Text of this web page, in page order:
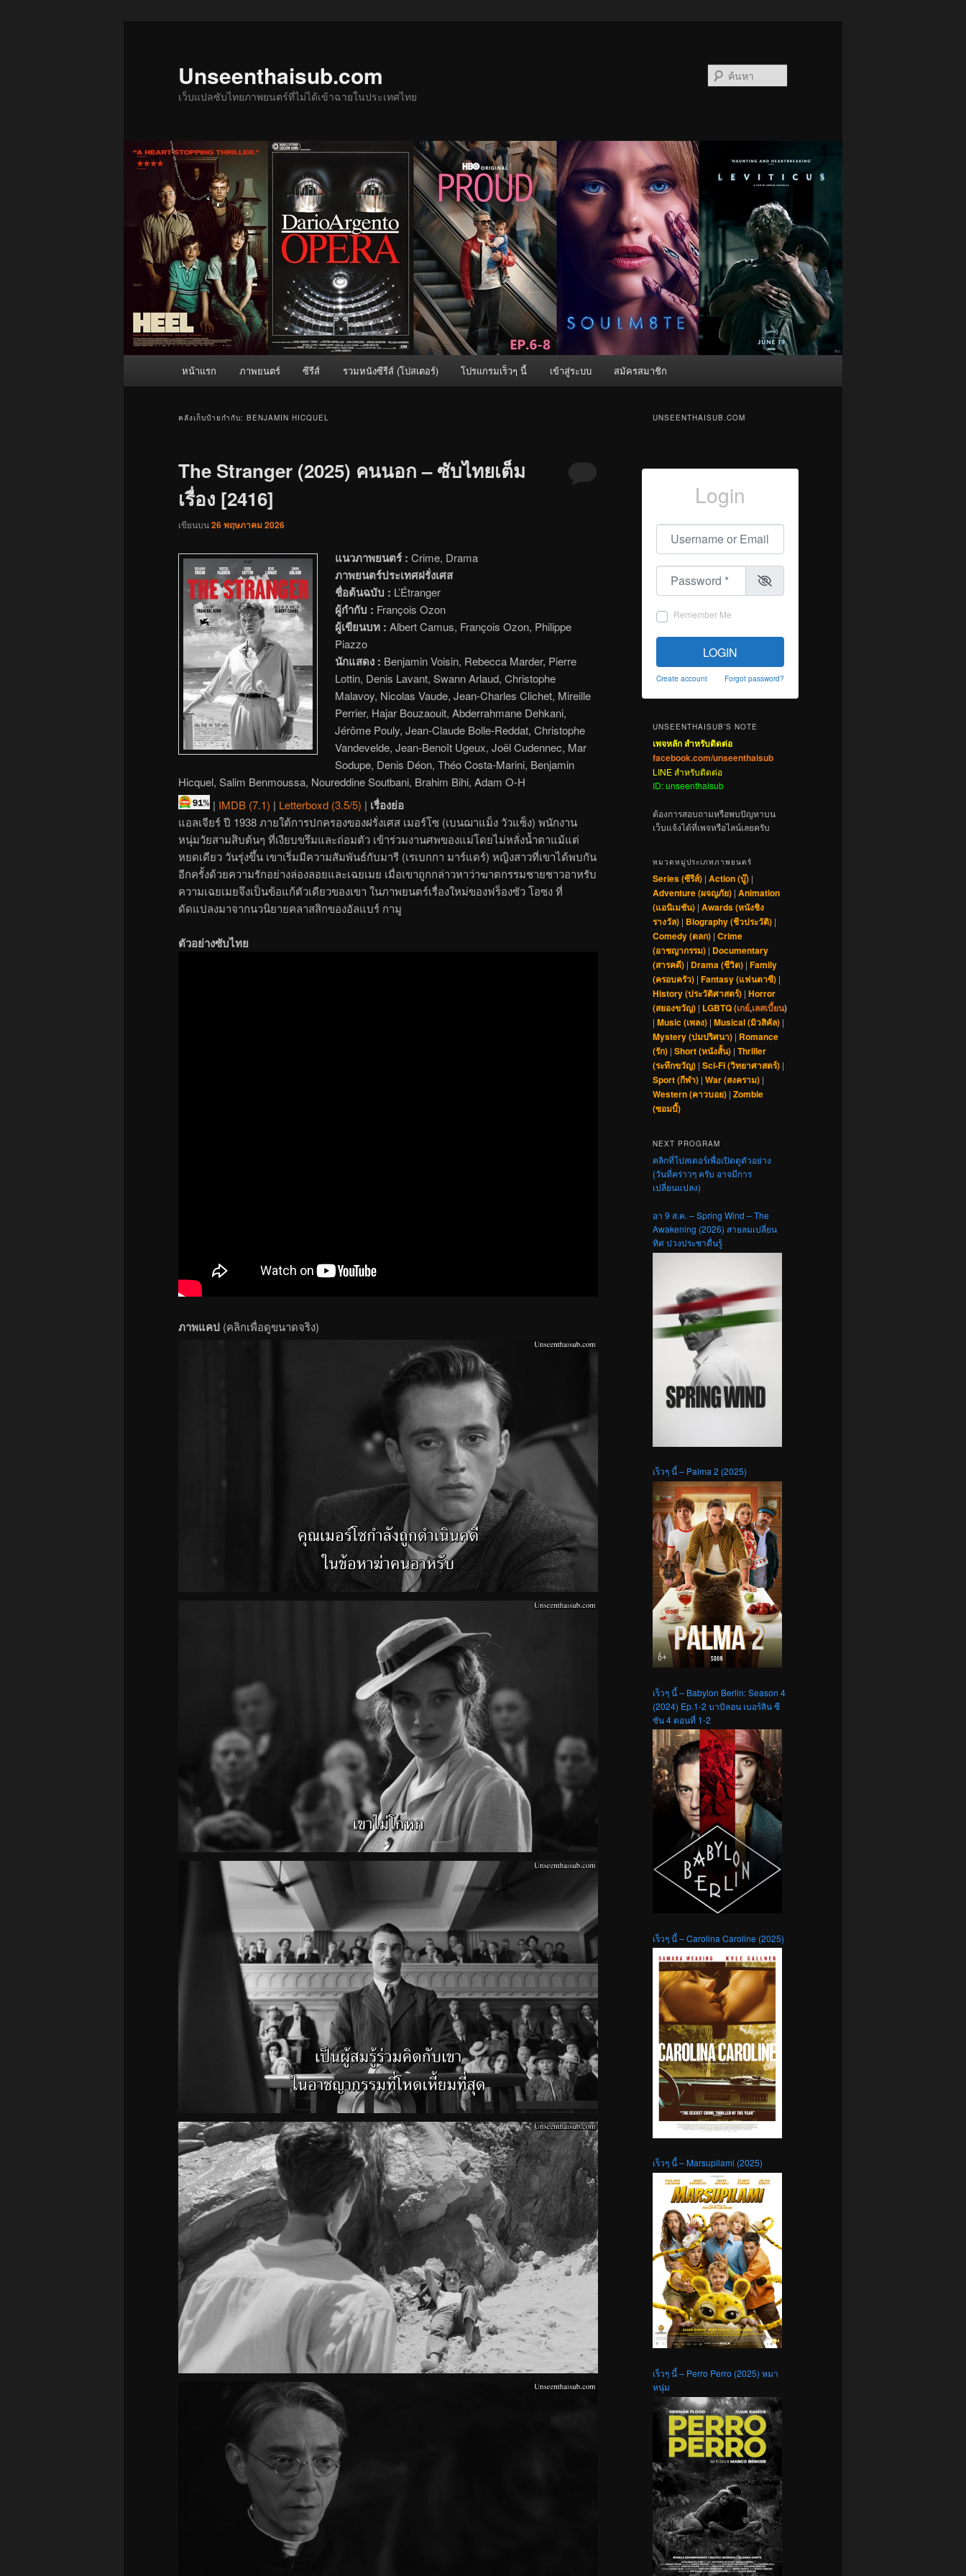
Unseenthaisub.com
เว็บแปลซับไทยภาพยนตร์ที่ไม่ได้เข้าฉายในประเทศไทย
หน้าแรก ภาพยนตร์ ซีรีส์ รวมหนังซีรีส์ (โปสเตอร์) โปรแกรมเร็วๆ นี้ เข้าสู่ระบบ สมัครสมาชิก
คลังเก็บป้ายกำกับ: BENJAMIN HICQUEL
The Stranger (2025) คนนอก – ซับไทยเต็ม
เรื่อง [2416]
เขียนบน26 พฤษภาคม 2026
แนวภาพยนตร์ : Crime, Drama
ภาพยนตร์ประเทศฝรั่งเศส
ชื่อต้นฉบับ : L’Étranger
ผู้กำกับ : François Ozon
ผู้เขียนบท : Albert Camus, François Ozon, Philippe
Piazzo
นักแสดง : Benjamin Voisin, Rebecca Marder, Pierre
Lottin, Denis Lavant, Swann Arlaud, Christophe
Malavoy, Nicolas Vaude, Jean-Charles Clichet, Mireille
Perrier, Hajar Bouzaouit, Abderrahmane Dehkani,
Jérôme Pouly, Jean-Claude Bolle-Reddat, Christophe
Vandevelde, Jean-Benoît Ugeux, Joël Cudennec, Mar
Sodupe, Denis Déon, Théo Costa-Marini, Benjamin
Hicquel, Salim Benmoussa, Noureddine Soutbani, Brahim Bihi, Adam O-H
| IMDB (7.1) | Letterboxd (3.5/5) | เรื่องย่อ
แอลเจียร์ ปี 1938 ภายใต้การปกครองของฝรั่งเศส เมอร์โซ (เบนฌาแม็ง วัวแซ็ง) พนักงาน
หนุ่มวัยสามสิบต้นๆ ที่เงียบขรึมและถ่อมตัว เข้าร่วมงานศพของแม่โดยไม่หลั่งน้ำตาแม้แต่
หยดเดียว วันรุ่งขึ้น เขาเริ่มมีความสัมพันธ์กับมารี (เรเบกกา มาร์แดร์) หญิงสาวที่เขาได้พบกัน
อีกครั้งด้วยความรักอย่างล่องลอยและเฉยเมย เมื่อเขาถูกกล่าวหาว่าฆาตกรรมชายชาวอาหรับ
ความเฉยเมยจึงเป็นข้อแก้ตัวเดียวของเขา ในภาพยนตร์เรื่องใหม่ของฟร็องซัว โอซง ที่
ดัดแปลงมาจากนวนิยายคลาสสิกของอัลแบร์ กามู
ตัวอย่างซับไทย
ภาพแคป (คลิกเพื่อดูขนาดจริง)
UNSEENTHAISUB.COM
Login
Username or Email
Password
Remember Me
LOGIN
Create account Forgot password?
UNSEENTHAISUB’S NOTE
เพจหลัก สำหรับติดต่อ
facebook.com/unseenthaisub
LINE สำหรับติดต่อ
ID: unseenthaisub
ต้องการสอบถามหรือพบปัญหาบน
เว็บแจ้งได้ที่เพจหรือไลน์เลยครับ
หมวดหมู่ประเภทภาพยนตร์
Series (ซีรีส์) | Action (บู๊) |
Adventure (ผจญภัย) | Animation
(แอนิเมชัน) | Awards (หนังชิง
รางวัล) | Biography (ชีวประวัติ) |
Comedy (ตลก) | Crime
(อาชญากรรม) | Documentary
(สารคดี) | Drama (ชีวิต) | Family
(ครอบครัว) | Fantasy (แฟนตาซี) |
History (ประวัติศาสตร์) | Horror
(สยองขวัญ) | LGBTQ (เกย์,เลสเบี้ยน)
| Music (เพลง) | Musical (มิวสิคัล) |
Mystery (ปมปริศนา) | Romance
(รัก) | Short (หนังสั้น) | Thriller
(ระทึกขวัญ) | Sci-Fi (วิทยาศาสตร์) |
Sport (กีฬา) | War (สงคราม) |
Western (คาวบอย) | Zombie
(ซอมบี้)
NEXT PROGRAM
คลิกที่โปสเตอร์เพื่อเปิดดูตัวอย่าง
(วันที่คร่าวๆ ครับ อาจมีการ
เปลี่ยนแปลง)
อา 9 ส.ค. – Spring Wind – The
Awakening (2026) สายลมเปลี่ยน
ทิศ ปวงประชาตื่นรู้
เร็วๆ นี้ – Palma 2 (2025)
เร็วๆ นี้ – Babylon Berlin: Season 4
(2024) Ep.1-2 บาบิลอน เบอร์ลิน ซี
ซัน 4 ตอนที่ 1-2
เร็วๆ นี้ – Carolina Caroline (2025)
เร็วๆ นี้ – Marsupilami (2025)
เร็วๆ นี้ – Perro Perro (2025) หมา
หนุ่ม